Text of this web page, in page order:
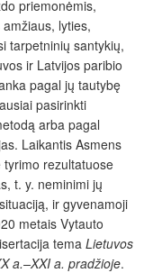
priemonėmis,
lyties,
tarpetninių santykių,
ir Latvijos paribio
pagal jų tautybę
pasirinkti
arba pagal
Laikantis Asmens
rezultatuose
t. y. neminimi jų
ir gyvenamoji
metais Vytauto
tema Lietuvos
a.–XXI a. pradžioje.